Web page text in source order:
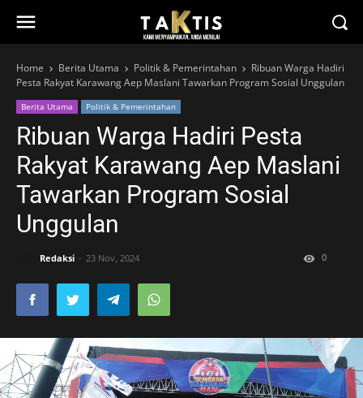
Home Berita Utama Politik & Pemerintahan
Ribuan Warga Hadiri
Pesta Rakyat Karawang Aep Maslani Tawarkan Program Sosial Unggulan
Berita Utama Politik & Pemerintahan
Ribuan Warga Hadiri Pesta
Rakyat Karawang Aep Maslani
Tawarkan Program Sosial
Unggulan
Redaksi 23 Nov, 2024 0